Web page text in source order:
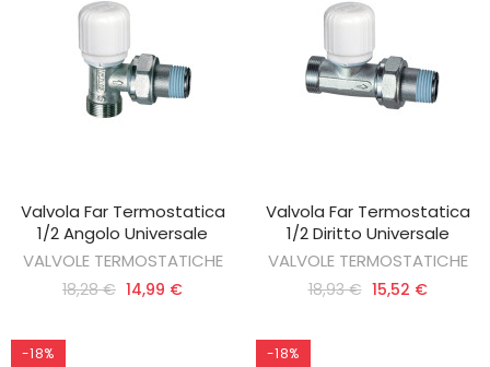
AGGIUNGI AL CARRELLO
Valvola Far Termostatica
1/2 Angolo Universale
VALVOLE TERMOSTATICHE
18,28 € 14,99 €
AGGIUNGI AL CARRELLO
Valvola Far Termostatica
1/2 Diritto Universale
VALVOLE TERMOSTATICHE
18,93 € 15,52 €
-18% -18%